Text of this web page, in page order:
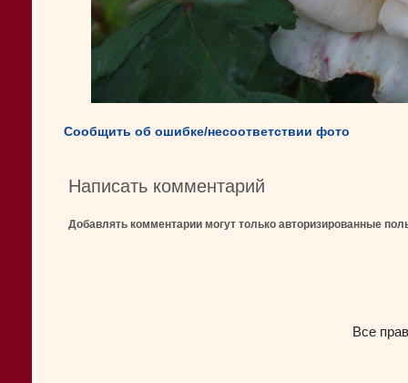
Сообщить об ошибке/несоответствии фото
Написать комментарий
Добавлять комментарии могут только авторизированные
Все